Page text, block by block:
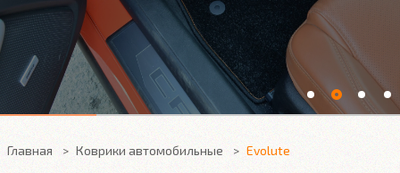
Главная Коврики автомобильные Evolute